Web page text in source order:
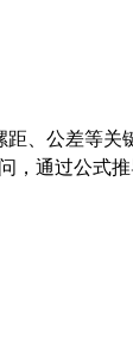
、公差等关
，通过公式